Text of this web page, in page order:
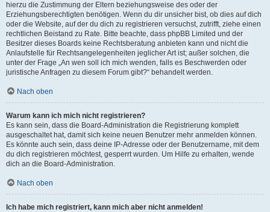
hierzu die Zustimmung der Eltern beziehungsweise des oder der
Erziehungsberechtigten benötigen. Wenn du dir unsicher bist, ob dies auf dich
oder die Website, auf der du dich zu registrieren versuchst, zutrifft, ziehe einen
rechtlichen Beistand zu Rate. Bitte beachte, dass phpBB Limited und der
Besitzer dieses Boards keine Rechtsberatung anbieten kann und nicht die
Anlaufstelle für Rechtsangelegenheiten jeglicher Art ist; außer solchen, die
unter der Frage „An wen soll ich mich wenden, falls es Beschwerden oder
juristische Anfragen zu diesem Forum gibt?“ behandelt werden.
Nach oben
Warum kann ich mich nicht registrieren?
Es kann sein, dass die Board-Administration die Registrierung komplett
ausgeschaltet hat, damit sich keine neuen Benutzer mehr anmelden können.
Es könnte auch sein, dass deine IP-Adresse oder der Benutzername, mit dem
du dich registrieren möchtest, gesperrt wurden. Um Hilfe zu erhalten, wende
dich an die Board-Administration.
Nach oben
Ich habe mich registriert, kann mich aber nicht anmelden!